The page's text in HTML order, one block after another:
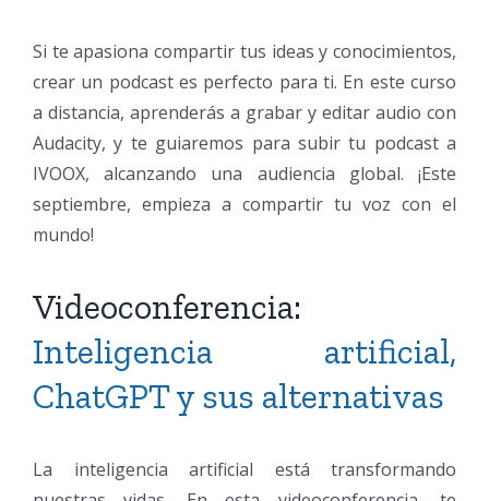
Si te apasiona compartir tus ideas y conocimientos,
crear un podcast es perfecto para ti. En este curso
a distancia, aprenderás a grabar y editar audio con
Audacity, y te guiaremos para subir tu podcast a
IVOOX, alcanzando una audiencia global. ¡Este
septiembre, empieza a compartir tu voz con el
mundo!
Videoconferencia:
Inteligencia artificial,
ChatGPT y sus alternativas
La inteligencia artificial está transformando